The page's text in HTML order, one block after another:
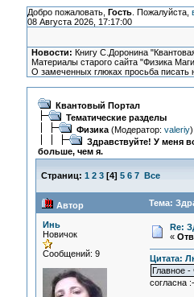
Добро пожаловать, Гость. Пожалуйста,
08 Августа 2026, 17:17:00
Новости: Книгу С.Доронина
Материалы старого сайта "Физика
О замеченных глюках просьба писать
Квантовый Портал
Тематические разделы
Физика(Модератор: valeriy)
Здравствуйте! У меня
больше, чем я.
Страниц: 1 2 3[4] 5 6 7 Все
Автор Тема:
Инь
Новичок
Сообщений: 9
Re:
«
Цитата:
Главное
согласна